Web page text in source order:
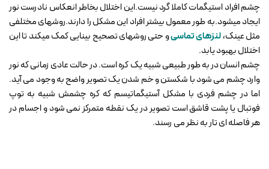
چشم افراد استیگمات کاملا گرد نیست.این اختلال بخاطر انعکاس نادرست نور
ایجاد میشود.به طور معمول بیشتر افراد این مشکل را دارند.روشهای مختلفی
مثل عینک،لنزهای تماسیو حتی روشهای تصحیح بینایی کمک میکند تا این
اختلال بهبود یابد.
چشم انسان در به طور طبیعی شبیه یک کره است. در حالت عادی زمانی که نور
وارد چشم می شود با شکستن و خم شدن یک تصویر واضح به وجود می آید.
اما در چشم فردی با مشکل آستیگماتیسم که کره چشمش شبیه به توپ
فوتبال یا پشت قاشق است تصویر در یک نقطه متمرکز نمی شود و اجسام در
هر فاصله ای تار به نظر می رسند.